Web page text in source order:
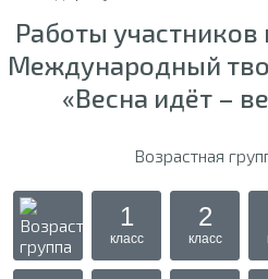
Работы
Международный
«Весна идёт –
Возрастная
1
класс
2
класс